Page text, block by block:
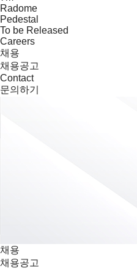
Radome
Pedestal
To be Released
Careers
채용
채용공고
Contact
문의하기
채용
채용공고